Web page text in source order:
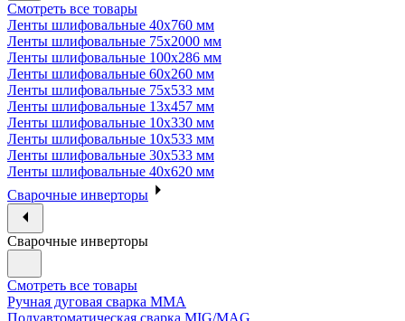
Смотреть все товары
Ленты шлифовальные 40х760 мм
Ленты шлифовальные 75х2000 мм
Ленты шлифовальные 100х286 мм
Ленты шлифовальные 60х260 мм
Ленты шлифовальные 75х533 мм
Ленты шлифовальные 13х457 мм
Ленты шлифовальные 10х330 мм
Ленты шлифовальные 10х533 мм
Ленты шлифовальные 30х533 мм
Ленты шлифовальные 40х620 мм
Сварочные инверторы
Сварочные инверторы
Смотреть все товары
Ручная дуговая сварка MMA
Полуавтоматическая сварка MIG/MAG